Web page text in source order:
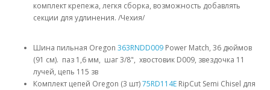
комплект крепежа, легкя сборка, возможность добавлять
секции для удлинения. /Чехия/
Шина пильная Oregon 363RNDD009 Power Match, 36 дюймов
(91 см). паз 1,6 мм, шаг 3/8", хвостовик D009, звездочка 11
лучей, цепь 115 зв
Комплект цепей Oregon (3 шт)75RD114E RipCut Semi Chisel для